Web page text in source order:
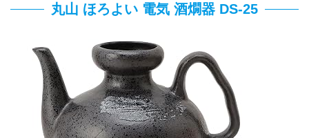
丸山 ほろよい 電気 酒燗器 DS-25